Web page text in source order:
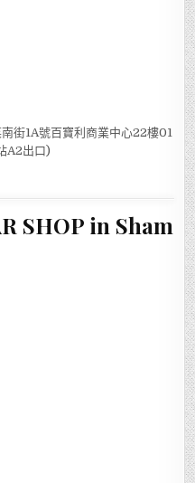
街1A號百寶利商業中心22樓01
A2出口)
SHOP in Sham